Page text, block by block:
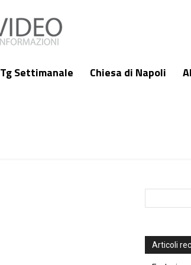
Tg Settimanale Chiesa di Napoli
Articoli